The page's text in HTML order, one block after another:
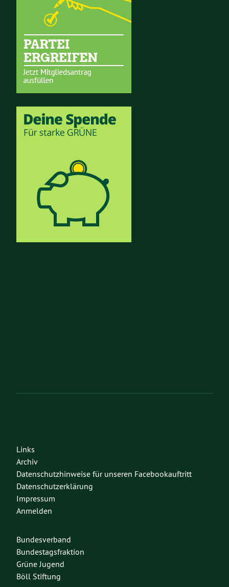
Links
Archiv
Datenschutzhinweise für unseren Facebookauftritt
Datenschutzerklärung
Impressum
Anmelden
Bundesverband
Bundestagsfraktion
Grüne Jugend
Böll Stiftung